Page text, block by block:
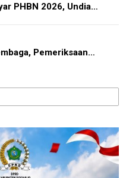
PHBN 2026, Undia…
Pemeriksaan…